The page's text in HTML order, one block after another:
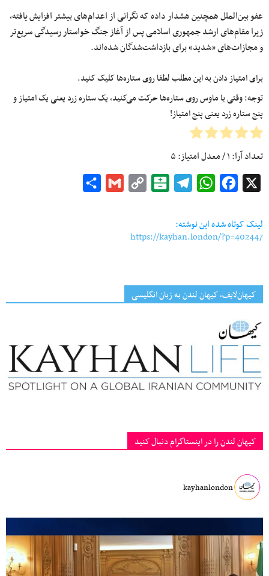
عفو بین‌الملل همچنین هشدار داده که نگرانی از اعدام‌های بیشتر افزایش یافته،
زیرا مقام‌های ارشد جمهوری اسلامی پس از آغاز جنگ خواستار رسیدگی سریع‌تر
و مجازات‌های «شدید» برای بازداشت‌شدگان شده‌اند.
برای امتیاز دادن به این مطلب لطفا روی ستاره‌ها کلیک کنید.
توجه: وقتی با ماوس روی ستاره‌ها حرکت می‌کنید، یک ستاره زرد یعنی یک امتیاز و
پنج ستاره زرد یعنی پنج امتیاز!
تعداد آرا:۱/ معدل امتیاز:۵
Facebook
WhatsApp
Telegram
Balatarin
Copy
Gmail
لینک کوتاه شده این نوشته:
https://kayhan.london/?p=402447
کیهان‌لایف، کیهان لندن به زبان انگلیسی
کیهان لندن را در اینستاگرام دنبال کنید
kayhanlondon